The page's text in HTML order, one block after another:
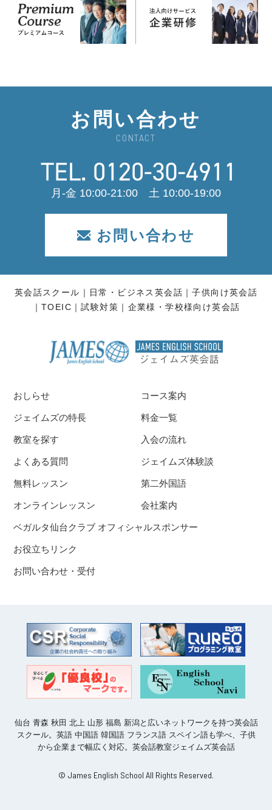
お問い合わせ
CONTACT
月-金 10:00-21:00 土 10:00-19:00
お問い合わせ
英会話スクール 日常・ビジネス英会話
子供向け英会話
TOEIC
試験対策 企業様・学校様向け英会話
おしらせ
ジェイムズの特長
教室を探す
コース案内
料金一覧
入会の流れ
よくある質問
無料レッスン
オンラインレッスン
ジェイムズ体験談
第二外国語
会社案内
ベガルタ仙台クラブ オフィシャルスポンサー
お役立ちリンク
お問い合わせ・受付
仙台 青森 秋田 北上 山形 福島 新潟と広いネットワークを持つ英会話
スクール。英語 中国語 韓国語 フランス語 スペイン語も学べ、子供
から企業まで幅広く対応。英会話教室ジェイムズ英会話
© James English School All Rights Reserved.